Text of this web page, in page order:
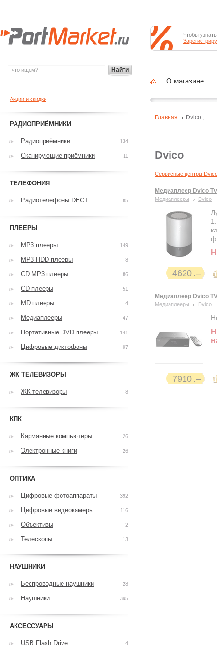
Dvico
Сервисные центры Dvico
Медиаплеер Dvico
Медиаплееры Dvico
4620
Медиаплеер Dvico
Медиаплееры Dvico
7910
Главная Dvico ,
Акции и скидки
РАДИОПРИЁМНИКИ
Радиоприёмники 134
Сканирующие приёмники 11
ТЕЛЕФОНИЯ
Радиотелефоны DECT 85
ПЛЕЕРЫ
MP3 плееры 149
MP3 HDD плееры 8
CD MP3 плееры 86
CD плееры 51
MD плееры 4
Медиаплееры 47
Портативные DVD плееры 141
Цифровые диктофоны 97
ЖК ТЕЛЕВИЗОРЫ
ЖК телевизоры 8
КПК
Карманные компьютеры 26
Электронные книги 26
ОПТИКА
Цифровые фотоаппараты 392
Цифровые видеокамеры 116
Объективы 2
Телескопы 13
НАУШНИКИ
Беспроводные наушники 28
Наушники 395
АКСЕССУАРЫ
USB Flash Drive 4
Найти
Чтобы
О магазине